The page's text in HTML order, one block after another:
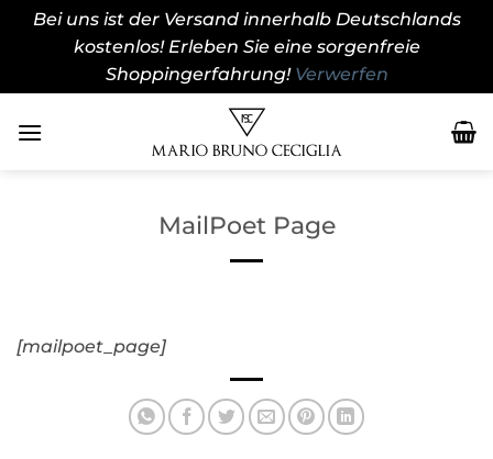
Bei uns ist der Versand innerhalb Deutschlands
kostenlos! Erleben Sie eine sorgenfreie
Shoppingerfahrung! Verwerfen
Inhalt
MailPoet Page
[mailpoet_page]